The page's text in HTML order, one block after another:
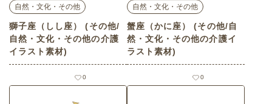
自然・文化・その他
獅子座（しし座） (その他/
自然・文化・その他の介護
イラスト素材)
0
自然・文化・その他
蟹座（かに座） (その他/自
然・文化・その他の介護イ
ラスト素材)
0